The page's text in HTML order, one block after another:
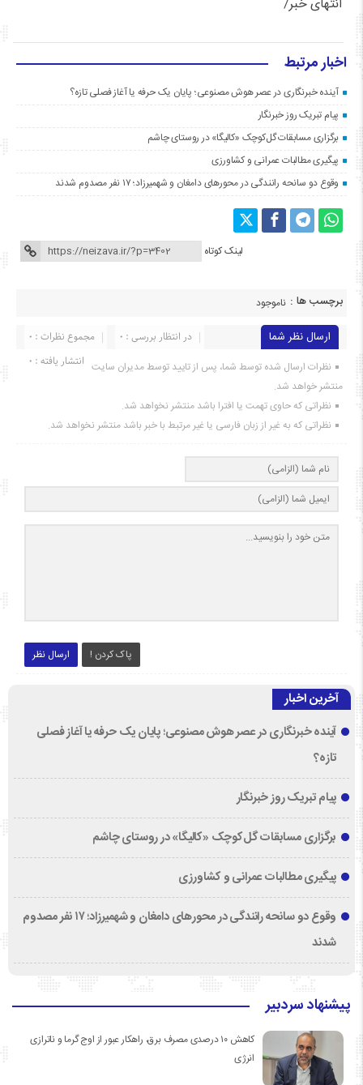
اخبار مرتبط
آینده خبرنگاری در عصر هوش مصنوعی؛ پایان یک حرفه یا آغاز فصلی تازه؟
پیام تبریک روز خبرنگار
برگزاری مسابقات گل‌کوچک «کالیگا» در روستای چاشم
پیگیری مطالبات عمرانی و کشاورزی
وقوع دو سانحه رانندگی در محورهای دامغان و شهمیرزاد؛ ۱۷ نفر مصدوم شدند
لینک کوتاه
برچسب ها : ناموجود
ارسال نظر شما مجموع نظرات : 0
در انتظار بررسی : 0
انتشار یافته : ۰ نظرات ارسال شده توسط شما، پس از تایید توسط مدیران سایت
منتشر خواهد شد.
نظراتی که حاوی تهمت یا افترا باشد منتشر نخواهد شد.
نظراتی که به غیر از زبان فارسی یا غیر مرتبط با خبر باشد منتشر نخواهد شد.
ارسال نظر پاک کردن !
آخرین اخبار
آینده خبرنگاری در عصر هوش مصنوعی؛ پایان یک حرفه یا آغاز فصلی
تازه؟
پیام تبریک روز خبرنگار
برگزاری مسابقات گل‌کوچک «کالیگا» در روستای چاشم
پیگیری مطالبات عمرانی و کشاورزی
وقوع دو سانحه رانندگی در محورهای دامغان و شهمیرزاد؛ ۱۷ نفر مصدوم
شدند
پیشنهاد سردبیر
کاهش ۱۰ درصدی مصرف برق، راهکار عبور از اوج گرما و ناترازی
انرژی